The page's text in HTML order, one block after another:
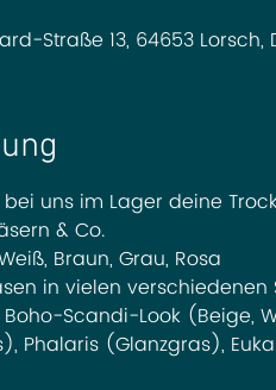
Straße 13, 64653 Lorsch,
uns im Lager deine
& Co.
Braun, Grau, Rosa
in vielen verschiedenen
Scandi-Look (Beige,
Phalaris (Glanzgras),